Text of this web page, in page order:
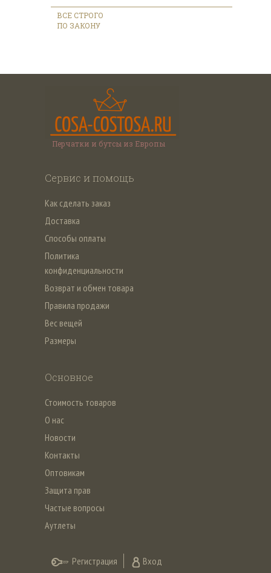
ВСЕ СТРОГО
ПО ЗАКОНУ
Перчатки и бутсы из Европы
Сервис и помощь
Как сделать заказ
Доставка
Способы оплаты
Политика
конфиденциальности
Возврат и обмен товара
Правила продажи
Вес вещей
Размеры
Основное
Стоимость товаров
О нас
Новости
Контакты
Оптовикам
Защита прав
Частые вопросы
Аутлеты
Регистрация Вход